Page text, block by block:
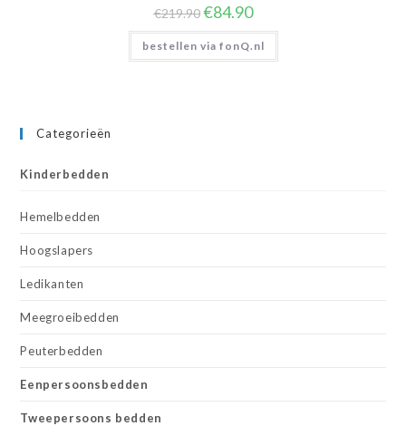
€219.90 Oorspronkelijke
prijs
was:
€219.90.
€84.90Huidige
prijs
is:
€84.90.
bestellen via fonQ.nl
Categorieën
Kinderbedden
Hemelbedden
Hoogslapers
Ledikanten
Meegroeibedden
Peuterbedden
Eenpersoonsbedden
Tweepersoons bedden